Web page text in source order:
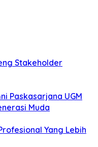
Stakeholder
Paskasarjana UGM
Muda
Yang Lebih